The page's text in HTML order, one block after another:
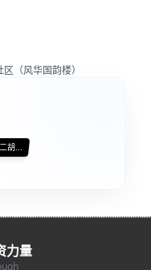
（风华国韵楼）
胡...
力量